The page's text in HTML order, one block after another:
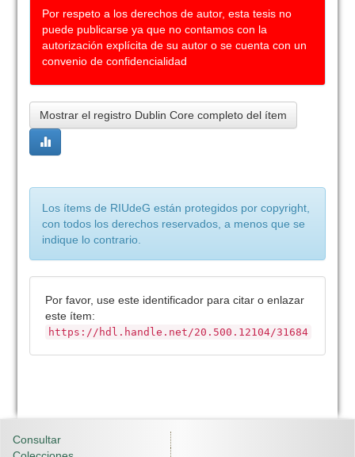
Por respeto a los derechos de autor, esta tesis no
puede publicarse ya que no contamos con la
autorización explícita de su autor o se cuenta con un
convenio de confidencialidad
Mostrar el registro Dublin Core completo del ítem
Los ítems de RIUdeG están protegidos por copyright,
con todos los derechos reservados, a menos que se
indique lo contrario.
Por favor, use este identificador para citar o enlazar
este ítem:
https://hdl.handle.net/20.500.12104/31684
Consultar